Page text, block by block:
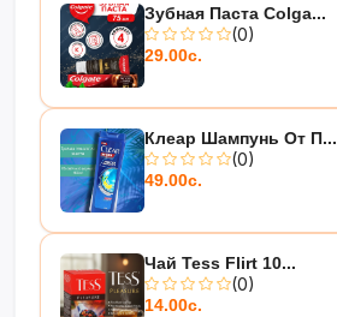
Зубная Паста Colga...
(0)
29.00с.
Клеар Шампунь От П...
(0)
49.00с.
Чай Tess Flirt 10...
(0)
14.00с.